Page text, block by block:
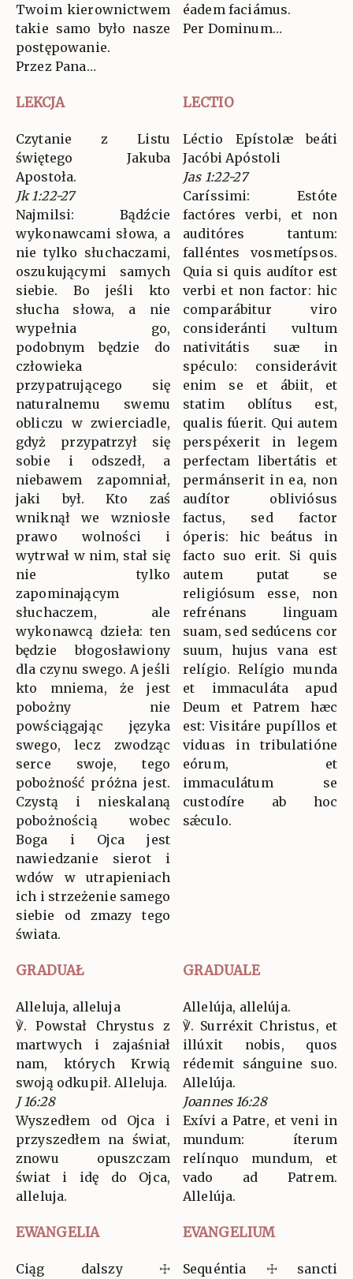
Twoim kierownictwem
takie samo było nasze
postępowanie.
Przez Pana…
éadem faciámus.
Per Dominum…
LEKCJA LECTIO
Czytanie z Listu
świętego Jakuba
Apostoła.
Jk 1:22-27
Najmilsi: Bądźcie
wykonawcami słowa, a
nie tylko słuchaczami,
oszukującymi samych
siebie. Bo jeśli kto
słucha słowa, a nie
wypełnia go,
podobnym będzie do
człowieka
przypatrującego się
naturalnemu swemu
obliczu w zwierciadle,
gdyż przypatrzył się
sobie i odszedł, a
niebawem zapomniał,
jaki był. Kto zaś
wniknął we wzniosłe
prawo wolności i
wytrwał w nim, stał się
nie tylko
zapominającym
słuchaczem, ale
wykonawcą dzieła: ten
będzie błogosławiony
dla czynu swego. A jeśli
kto mniema, że jest
pobożny nie
powściągając języka
swego, lecz zwodząc
serce swoje, tego
pobożność próżna jest.
Czystą i nieskalaną
pobożnością wobec
Boga i Ojca jest
nawiedzanie sierot i
wdów w utrapieniach
ich i strzeżenie samego
siebie od zmazy tego
świata.
Léctio Epístolæ beáti
Jacóbi Apóstoli
Jas 1:22-27
Caríssimi: Estóte
factóres verbi, et non
auditóres tantum:
falléntes vosmetípsos.
Quia si quis audítor est
verbi et non factor: hic
comparábitur viro
consideránti vultum
nativitátis suæ in
spéculo: considerávit
enim se et ábiit, et
statim oblítus est,
qualis fúerit. Qui autem
perspéxerit in legem
perfectam libertátis et
permánserit in ea, non
audítor obliviósus
factus, sed factor
óperis: hic beátus in
facto suo erit. Si quis
autem putat se
religiósum esse, non
refrénans linguam
suam, sed sedúcens cor
suum, hujus vana est
relígio. Relígio munda
et immaculáta apud
Deum et Patrem hæc
est: Visitáre pupíllos et
viduas in tribulatióne
eórum, et
immaculátum se
custodíre ab hoc
sǽculo.
GRADUAŁ GRADUALE
Alleluja, alleluja
℣. Powstał Chrystus z
martwych i zajaśniał
nam, których Krwią
swoją odkupił. Alleluja.
J 16:28
Wyszedłem od Ojca i
przyszedłem na świat,
znowu opuszczam
świat i idę do Ojca,
alleluja.
Allelúja, allelúja.
℣. Surréxit Christus, et
illúxit nobis, quos
rédemit sánguine suo.
Allelúja.
Joannes 16:28
Exívi a Patre, et veni in
mundum: íterum
relínquo mundum, et
vado ad Patrem.
Allelúja.
EWANGELIA EVANGELIUM
Ciąg dalszy ☩ Sequéntia ☩ sancti